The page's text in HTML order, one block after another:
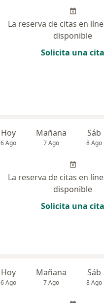
La reserva de citas en
disponible
Solicita una cita
Hoy
6 Ago
Mañana
7 Ago
Sáb
8 Ago
La reserva de citas en
disponible
Solicita una cita
Hoy
6 Ago
Mañana
7 Ago
Sáb
8 Ago